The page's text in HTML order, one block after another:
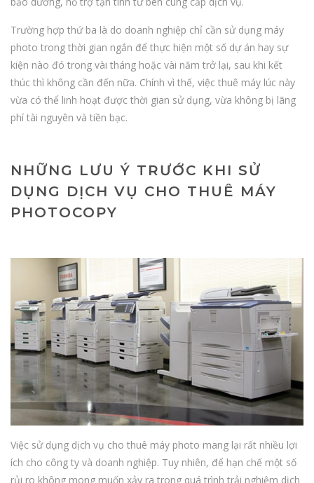
Trường hợp thứ ba là do doanh nghiệp chỉ cần sử dụng máy
photo trong thời gian ngắn để thực hiện một số dự án hay sự
kiện nào đó trong vài tháng hoặc vài năm trở lại, sau khi kết
thúc thì không cần đến nữa. Chính vì thế, việc thuê máy lúc này
vừa có thể linh hoạt được thời gian sử dụng, vừa không bị lãng
phí tài nguyên và tiền bạc.
NHỮNG LƯU Ý TRƯỚC KHI SỬ
DỤNG DỊCH VỤ CHO THUÊ MÁY
PHOTOCOPY
Việc sử dụng dịch vụ cho thuê máy photo mang lại rất nhiều lợi
ích cho công ty và doanh nghiệp. Tuy nhiên, để hạn chế một số
rủi ro không mong muốn xảy ra trong quá trình trải nghiệm dịch